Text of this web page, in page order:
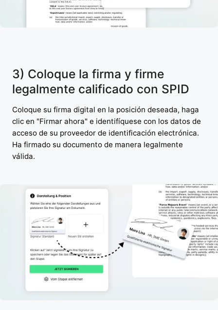
3) Coloque la firma y firme
legalmente calificado con SPID
Coloque su firma digital en la posición deseada, haga
clic en "Firmar ahora" e identifíquese con los datos de
acceso de su proveedor de identificación electrónica.
Ha firmado su documento de manera legalmente
válida.